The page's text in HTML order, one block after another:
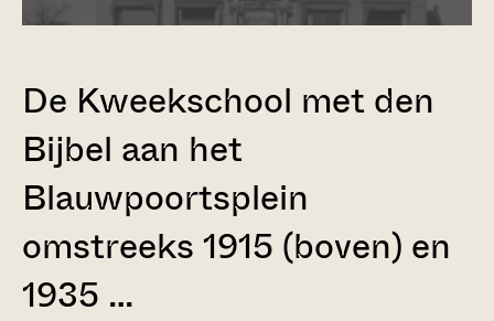
De Kweekschool met den
Bijbel aan het
Blauwpoortsplein
omstreeks 1915 (boven) en
1935 …